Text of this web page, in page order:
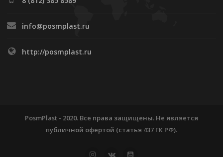
info@posmplast.ru
http://posmplast.ru
PosmPlast - 2020. Все права защищены. Не является
публичной офертой (статья 437 ГК РФ).